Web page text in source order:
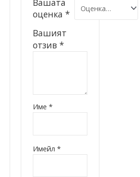
Вашата
оценка*
Вашият
отзив*
Име*
Имейл*